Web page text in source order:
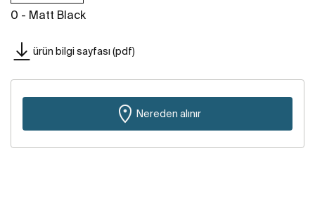
0 - Matt Black
ürün bilgi sayfası (pdf)
Nereden alınır